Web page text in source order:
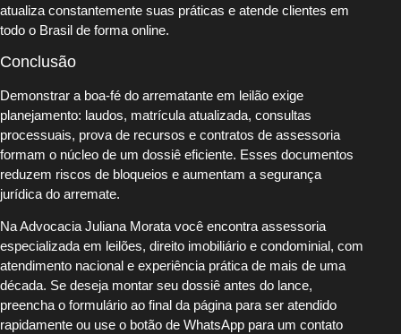
atualiza constantemente suas práticas e atende clientes em
todo o Brasil de forma online.
Conclusão
Demonstrar a boa-fé do arrematante em leilão exige
planejamento: laudos, matrícula atualizada, consultas
processuais, prova de recursos e contratos de assessoria
formam o núcleo de um dossiê eficiente. Esses documentos
reduzem riscos de bloqueios e aumentam a segurança
jurídica do arremate.
Na Advocacia Juliana Morata você encontra assessoria
especializada em leilões, direito imobiliário e condominial, com
atendimento nacional e experiência prática de mais de uma
década. Se deseja montar seu dossiê antes do lance,
preencha o formulário ao final da página para ser atendido
rapidamente ou use o botão de WhatsApp para um contato